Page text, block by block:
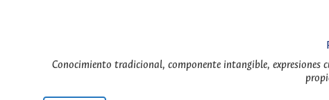
Conocimiento tradicional, componente intangible,